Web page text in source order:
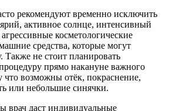
рекомендуют временно исключить
активное солнце, интенсивный
косметологические
средства, которые могут
Также не стоит планировать
прямо накануне важного
что возможны отёк, покраснение,
или небольшие синячки.
врач даст индивидуальные